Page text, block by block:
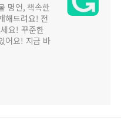
명언, 책속한
해드려요! 전
요! 꾸준한
어요! 지금 바